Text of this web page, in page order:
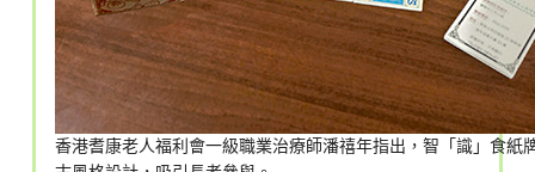
香港耆康老人福利會一級職業治療師潘禧年指出，智「識」食紙